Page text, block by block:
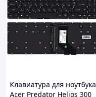
Клавиатура для ноутбука
Acer Predator Helios 300